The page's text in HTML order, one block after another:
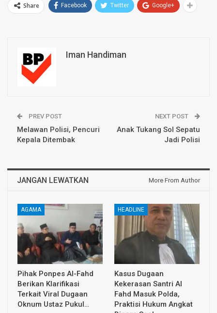
Share Facebook Twitter Google+
Iman Handiman
PREV POST
Melawan Polisi, Pencuri
Kepala Ditembak
NEXT POST
Anak Tukang Sol Sepatu
Jadi Polisi
JANGAN LEWATKAN More From Author
AGAMA
Pihak Ponpes Al-Fahd
Berikan Klarifikasi
Terkait Viral Dugaan
Oknum Ustaz Pukul…
HEADLINE
Kasus Dugaan
Kekerasan Santri Al
Fahd Masuk Polda,
Praktisi Hukum Angkat